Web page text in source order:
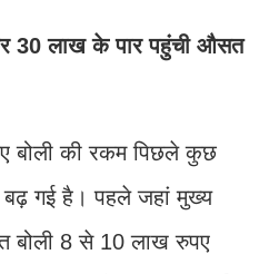
30 लाख के पार पहुंची औसत
बोली की रकम पिछले कुछ
बढ़ गई है। पहले जहां मुख्य
बोली 8 से 10 लाख रुपए